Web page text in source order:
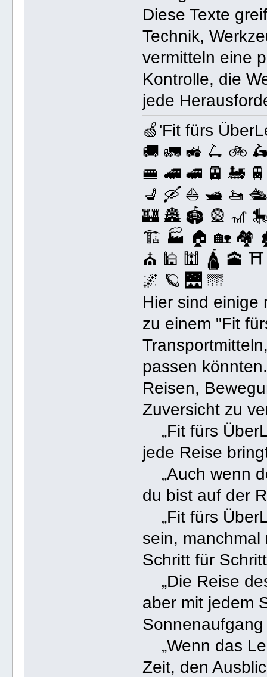
Diese Texte
Technik,
vermitteln eine
Kontrolle, die
jede
🍏'Fit fürs
🚚 🚛 🚜 🛴 🚲
🚝 🚄 🚅 🚈 🚂
💺 🛶 ⛵️ 🛥️ 🚤 🛳️
🏰 🏯 🏟️ 🎡
🏗️ 🏭 🏠 🏡 🏘️ 🏚️
⛪️ 🕌 🕍 🛕 🕋
🌌 🪐 🌉 🌁
Hier sind einige
zu einem "Fit
passen
Reisen,
Zuversicht zu
„Fit fürs
jede Reise
„Auch wenn
du bist auf der
„Fit fürs
sein,
Schritt für
„Die Reise
aber mit jedem
„Wenn das
Zeit, den